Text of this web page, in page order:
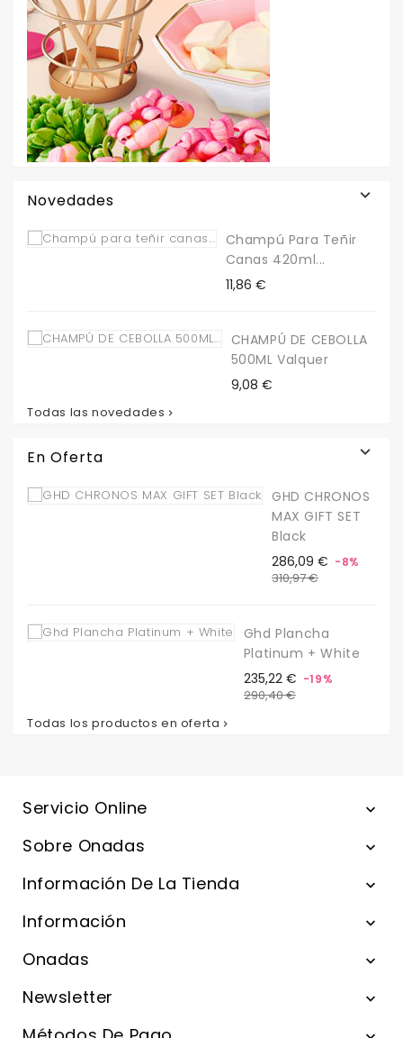
Novedades 
Champú Para Teñir
Canas 420ml...
Precio
11,86 €
CHAMPÚ DE CEBOLLA
500ML Valquer
Precio
9,08 €
Todas las novedades 
En Oferta 
GHD CHRONOS
MAX GIFT SET
Black
Precio
286,09 € -8%
310,97 €
Ghd Plancha
Platinum + White
Precio
235,22 € -19%
290,40 €
Todas los productos en oferta 
Servicio Online 
Sobre Onadas 
Información De La Tienda 
Información 
Onadas 
Newsletter 